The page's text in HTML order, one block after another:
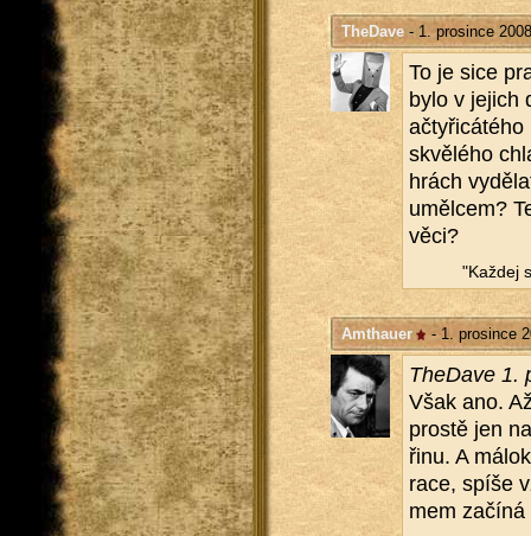
TheDave- 1. prosince
To je sice
bylo v je­jich
a­čty­ři­cá­té­ho
skvě­lé­ho
hrách
uměl­cem?
věci?
"Kaž­dej
Amthauer - 1. prosince
The­Da­ve 1.
Však ano.
pros­tě jen
ři­nu. A
ra­ce, spíše
mem